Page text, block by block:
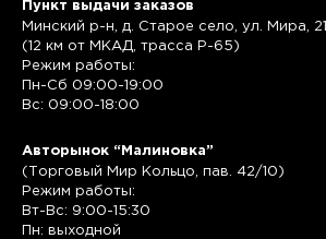
Пункт выдачи заказов
Минский р-н, д. Старое село, ул. Мира, 21
(12 км от МКАД, трасса P-65)
Режим работы:
Пн-Сб 09:00-19:00
Вс: 09:00-18:00
Авторынок “Малиновка”
(Торговый Мир Кольцо, пав. 42/10)
Режим работы:
Вт-Вс: 9:00-15:30
Пн: выходной